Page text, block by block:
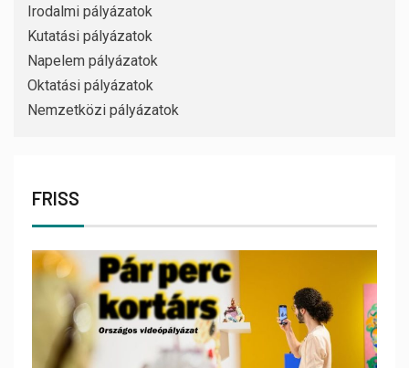
Irodalmi pályázatok
Kutatási pályázatok
Napelem pályázatok
Oktatási pályázatok
Nemzetközi pályázatok
FRISS